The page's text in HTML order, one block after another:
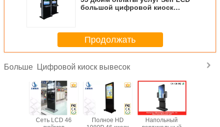
большой цифровой киоск
Продолжать
Больше Цифровой киоск вывесок
Сеть LCD 46
Полное HD
Напольный